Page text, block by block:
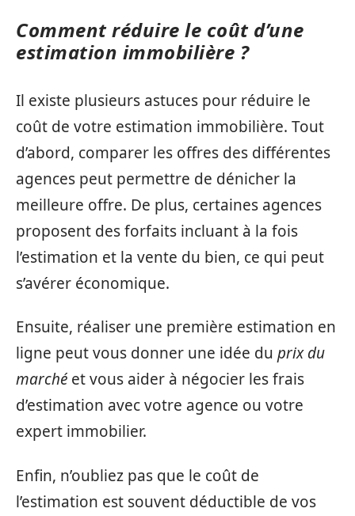
Comment réduire le coût d’une
estimation immobilière ?
Il existe plusieurs astuces pour réduire le
coût de votre estimation immobilière. Tout
d’abord, comparer les offres des différentes
agences peut permettre de dénicher la
meilleure offre. De plus, certaines agences
proposent des forfaits incluant à la fois
l’estimation et la vente du bien, ce qui peut
s’avérer économique.
Ensuite, réaliser une première estimation en
ligne peut vous donner une idée du prix du
marché et vous aider à négocier les frais
d’estimation avec votre agence ou votre
expert immobilier.
Enfin, n’oubliez pas que le coût de
l’estimation est souvent déductible de vos